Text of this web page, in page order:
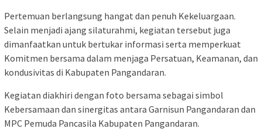
Pertemuan berlangsung hangat dan penuh Kekeluargaan.
Selain menjadi ajang silaturahmi, kegiatan tersebut juga
dimanfaatkan untuk bertukar informasi serta memperkuat
Komitmen bersama dalam menjaga Persatuan, Keamanan, dan
kondusivitas di Kabupaten Pangandaran.
Kegiatan diakhiri dengan foto bersama sebagai simbol
Kebersamaan dan sinergitas antara Garnisun Pangandaran dan
MPC Pemuda Pancasila Kabupaten Pangandaran.